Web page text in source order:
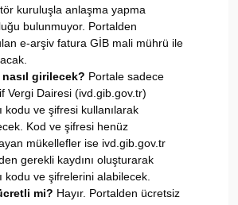
kuruluşla anlaşma yapma
bulunmuyor. Portalden
e-arşiv fatura GİB mali mührü ile
girilecek? Portale sadece
Vergi Dairesi (ivd.gib.gov.tr)
kodu ve şifresi kullanılarak
Kod ve şifresi henüz
mükellefler ise ivd.gib.gov.tr
gerekli kaydını oluşturarak
kodu ve şifrelerini alabilecek.
mi? Hayır. Portalden ücretsiz